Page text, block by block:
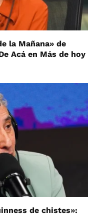
la Mañana» de
Acá en Más de hoy
de chistes»: